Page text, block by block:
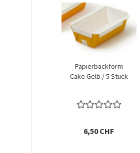
Papierbackform
Cake Gelb / 5 Stück
6,50 CHF